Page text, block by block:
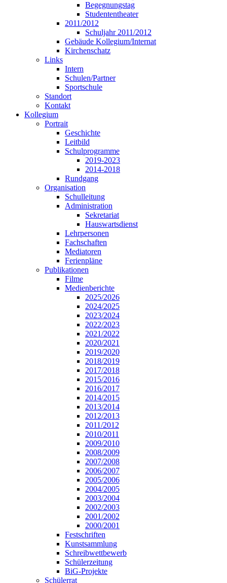
Begegnungstag
Studententheater
2011/2012
Schuljahr 2011/2012
Gebäude Kollegium/Internat
Kirchenschatz
Links
Intern
Schulen/Partner
Sportschule
Standort
Kontakt
Kollegium
Portrait
Geschichte
Leitbild
Schulprogramme
2019-2023
2014-2018
Rundgang
Organisation
Schulleitung
Administration
Sekretariat
Hauswartsdienst
Lehrpersonen
Fachschaften
Mediatoren
Ferienpläne
Publikationen
Filme
Medienberichte
2025/2026
2024/2025
2023/2024
2022/2023
2021/2022
2020/2021
2019/2020
2018/2019
2017/2018
2015/2016
2016/2017
2014/2015
2013/2014
2012/2013
2011/2012
2010/2011
2009/2010
2008/2009
2007/2008
2006/2007
2005/2006
2004/2005
2003/2004
2002/2003
2001/2002
2000/2001
Festschriften
Kunstsammlung
Schreibwettbewerb
Schülerzeitung
BiG-Projekte
Schülerrat